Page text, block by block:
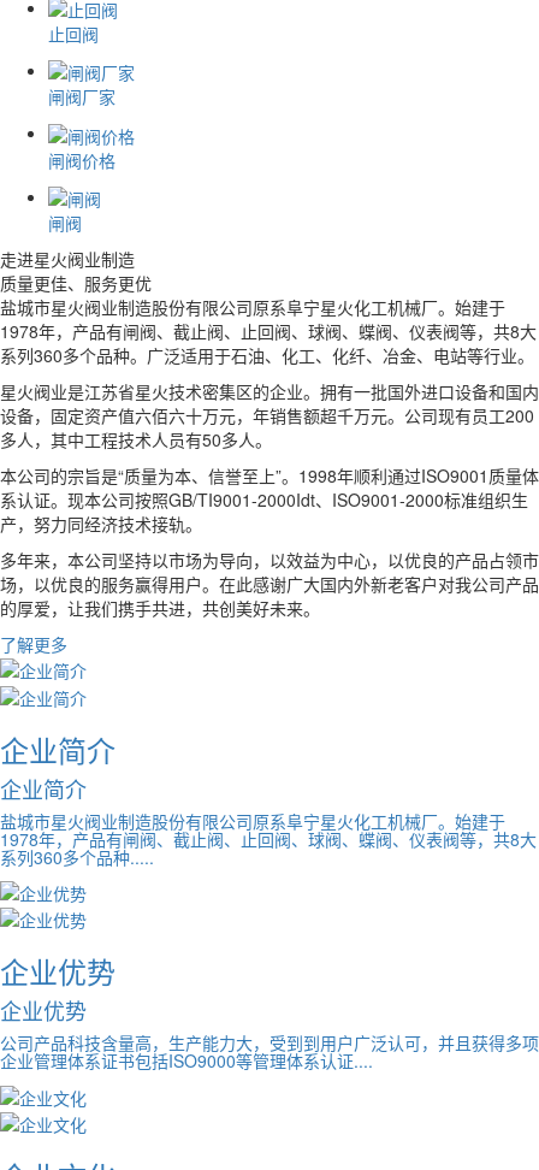
止回阀
闸阀厂家
闸阀价格
闸阀
走进星火阀业制造
质量更佳、服务更优
盐城市星火阀业制造股份有限公司原系阜宁星火化工机械厂。始建于
1978年，产品有闸阀、截止阀、止回阀、球阀、蝶阀、仪表阀等，共8大
系列360多个品种。广泛适用于石油、化工、化纤、冶金、电站等行业。
星火阀业是江苏省星火技术密集区的企业。拥有一批国外进口设备和国内
设备，固定资产值六佰六十万元，年销售额超千万元。公司现有员工200
多人，其中工程技术人员有50多人。
本公司的宗旨是“质量为本、信誉至上”。1998年顺利通过ISO9001质量体
系认证。现本公司按照GB/TI9001-2000Idt、ISO9001-2000标准组织生
产，努力同经济技术接轨。
多年来，本公司坚持以市场为导向，以效益为中心，以优良的产品占领市
场，以优良的服务赢得用户。在此感谢广大国内外新老客户对我公司产品
的厚爱，让我们携手共进，共创美好未来。
了解更多
企业简介
企业简介
盐城市星火阀业制造股份有限公司原系阜宁星火化工机械厂。始建于
1978年，产品有闸阀、截止阀、止回阀、球阀、蝶阀、仪表阀等，共8大
系列360多个品种.....
企业优势
企业优势
公司产品科技含量高，生产能力大，受到到用户广泛认可，并且获得多项
企业管理体系证书包括ISO9000等管理体系认证....